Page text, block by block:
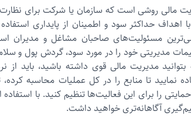
مالی روشی است که سازمان يا شركت برای نظارت و
اهداف حداکثر سود و اطمینان از پایداری
مسئولیت‌های صاحبان مشاغل و مدیران
مدیریتی خود را در مورد سود، گردش پول و
بتوانید مدیریت مالی قوی داشته باشید، باید از
نمایید تا منابع را در کل عملیات محاسبه
را برای این فعالیت‌ها تنظیم کنید. با استفاده
آگاهانه‌‌تری خواهید داشت.